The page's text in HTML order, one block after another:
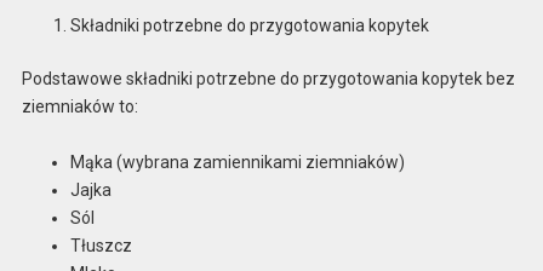
Składniki potrzebne do przygotowania kopytek
Podstawowe składniki potrzebne do przygotowania kopytek bez
ziemniaków to:
Mąka (wybrana zamiennikami ziemniaków)
Jajka
Sól
Tłuszcz